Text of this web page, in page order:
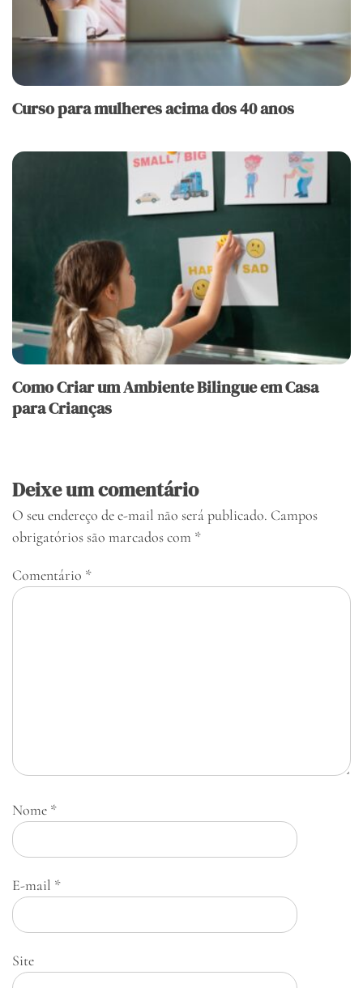
Curso para mulheres acima dos 40 anos
Como Criar um Ambiente Bilingue em Casa
para Crianças
Deixe um comentário
O seu endereço de e-mail não será publicado. Campos
obrigatórios são marcados com *
Comentário *
Nome *
E-mail *
Site